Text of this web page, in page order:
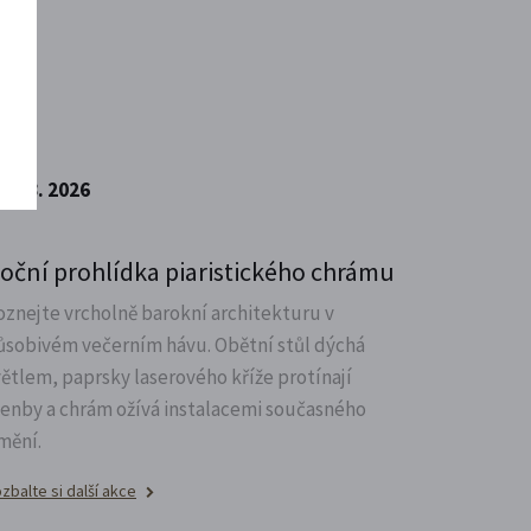
7. 8. 2026
prohlídka piaristického chrámu
vrcholně barokní architekturu v
večerním hávu. Obětní stůl dýchá
paprsky laserového kříže protínají
a chrám ožívá instalacemi současného
si další akce